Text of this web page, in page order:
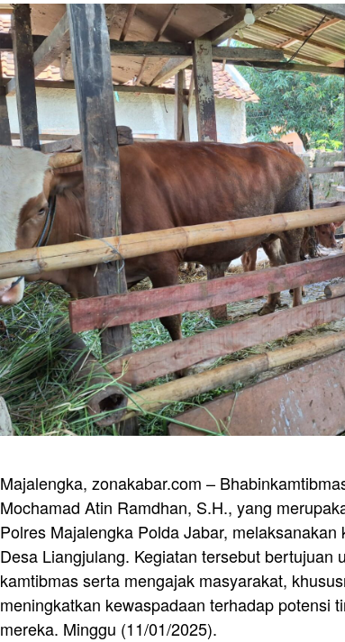
Majalengka, zonakabar.com –
Mochamad Atin Ramdhan, S.H., yang
Polres Majalengka Polda Jabar,
Desa Liangjulang. Kegiatan tersebut bertujuan
kamtibmas serta mengajak masyarakat,
meningkatkan kewaspadaan terhadap potensi
mereka. Minggu (11/01/2025).